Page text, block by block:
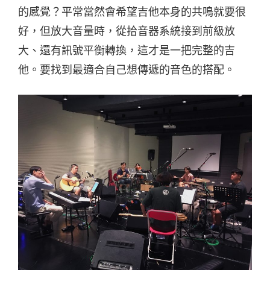
的感覺？平常當然會希望吉他本身的共鳴就要很
好，但放大音量時，從拾音器系統接到前級放
大、還有訊號平衡轉換，這才是一把完整的吉
他。要找到最適合自己想傳遞的音色的搭配。